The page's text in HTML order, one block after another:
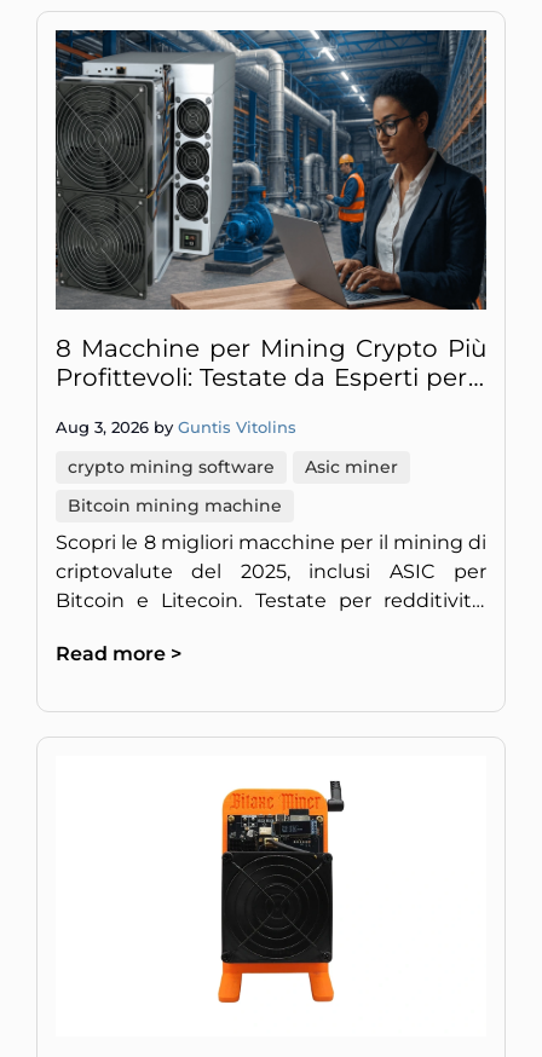
8 Macchine per Mining Crypto Più
Profittevoli: Testate da Esperti per il
Aug 3, 2026 by Guntis Vitolins
crypto mining software
Asic miner
Bitcoin mining machine
Scopri le 8 migliori macchine per il mining di
criptovalute del 2025, inclusi ASIC per
Bitcoin e Litecoin. Testate per redditività,
Scopri quali miner
Read more >